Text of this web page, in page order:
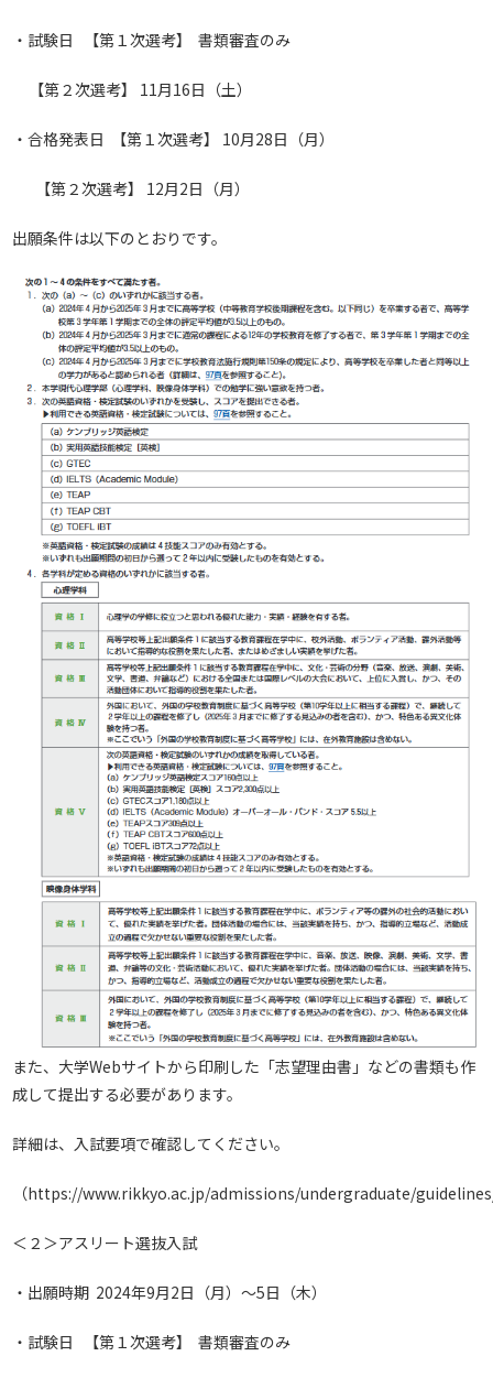
・試験日 【第１次選考】 書類審査のみ
【第２次選考】 11月16日（土）
・合格発表日 【第１次選考】 10月28日（月）
【第２次選考】 12月2日（月）
出願条件は以下のとおりです。
また、大学Webサイトから印刷した「志望理由書」などの書類も作
成して提出する必要があります。
詳細は、入試要項で確認してください。
（https://www.rikkyo.ac.jp/admissions/undergraduate/
＜２＞アスリート選抜入試
・出願時期 2024年9月2日（月）～5日（木）
・試験日 【第１次選考】 書類審査のみ